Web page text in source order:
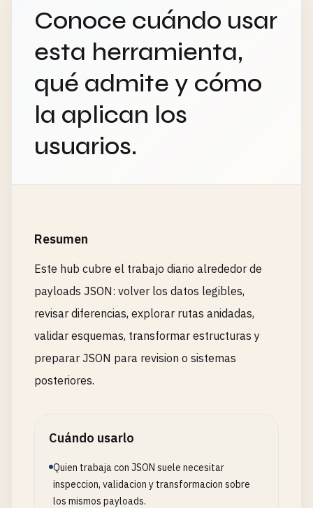
Conoce cuándo usar
esta herramienta,
qué admite y cómo
la aplican los
usuarios.
Resumen
Este hub cubre el trabajo diario alrededor de
payloads JSON: volver los datos legibles,
revisar diferencias, explorar rutas anidadas,
validar esquemas, transformar estructuras y
preparar JSON para revision o sistemas
posteriores.
Cuándo usarlo
Quien trabaja con JSON suele necesitar
inspeccion, validacion y transformacion sobre
los mismos payloads.